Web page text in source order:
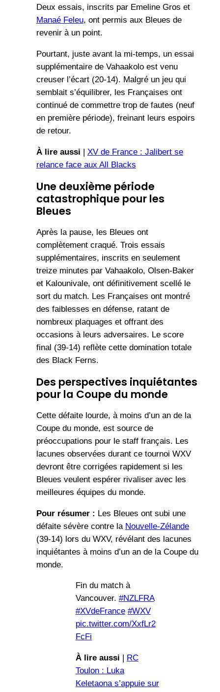
Deux essais, inscrits par Emeline Gros et
Manaé Feleu, ont permis aux Bleues de
revenir à un point.
Pourtant, juste avant la mi-temps, un essai
supplémentaire de Vahaakolo est venu
creuser l’écart (20-14). Malgré un jeu qui
semblait s’équilibrer, les Françaises ont
continué de commettre trop de fautes (neuf
en première période), freinant leurs espoirs
de retour.
À lire aussi | XV de France : Jalibert se
relance face aux All Blacks
Une deuxième période
catastrophique pour les
Bleues
Après la pause, les Bleues ont
complètement craqué. Trois essais
supplémentaires, inscrits en seulement
treize minutes par Vahaakolo, Olsen-Baker
et Kalounivale, ont définitivement scellé le
sort du match. Les Françaises ont montré
des faiblesses en défense, ratant de
nombreux plaquages et offrant des
occasions à leurs adversaires. Le score
final (39-14) reflète cette domination totale
des Black Ferns.
Des perspectives inquiétantes
pour la Coupe du monde
Cette défaite lourde, à moins d’un an de la
Coupe du monde, est source de
préoccupations pour le staff français. Les
lacunes observées durant ce tournoi WXV
devront être corrigées rapidement si les
Bleues veulent espérer rivaliser avec les
meilleures équipes du monde.
Pour résumer : Les Bleues ont subi une
défaite sévère contre la Nouvelle-Zélande
(39-14) lors du WXV, révélant des lacunes
inquiétantes à moins d’un an de la Coupe du
monde.
Fin du match à
Vancouver. #NZLFRA
#XVdeFrance #WXV
pic.twitter.com/XxfLr2
FcFi
À lire aussi
RC
Toulon : Luka
Keletaona s’appuie sur